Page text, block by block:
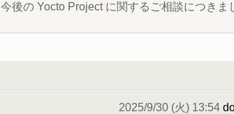
今後の Yocto Project に関するご相談につき
2025/9/30 (火) 13:54